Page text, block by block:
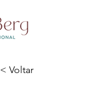
< Voltar